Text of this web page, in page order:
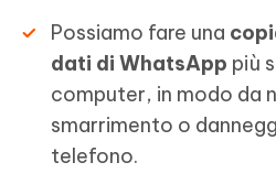
Possiamo fare una
dati di WhatsApp più
computer, in modo da
smarrimento o
telefono.